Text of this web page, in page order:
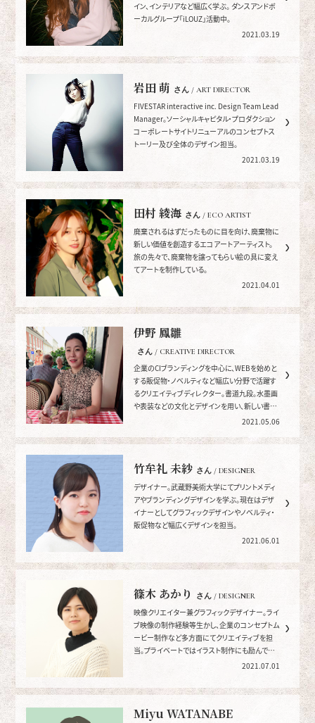
イン、インテリアなど幅広く学ぶ。 ダンスアンドボ
ーカルグループ「iLOUZ」活動中。
2021.03.19
岩田 萌 さん / ART DIRECTOR
FIVESTAR interactive inc. Design Team Lead
Manager。ソーシャルキャピタル・プロダクション
コーポレートサイトリニューアルのコンセプトス
トーリー及び全体のデザイン担当。
2021.03.19
田村 綾海 さん / ECO ARTIST
廃棄されるはずだったものに目を向け、廃棄物に
新しい価値を創造するエコアートアーティスト。
旅の先々で、廃棄物を譲ってもらい絵の具に変え
てアートを制作している。
2021.04.01
伊野 鳳雛
さん / CREATIVE DIRECTOR
企業のCIブランディングを中心に、WEBを始めと
する販促物・ノベルティなど幅広い分野で活躍す
るクリエイティブディレクター。書道九段。水墨画
や表装などの文化とデザインを用い、新しい書を
2021.05.06
竹牟礼 未紗 さん / DESIGNER
デザイナー。武蔵野美術大学にてプリントメディ
アやブランディングデザインを学ぶ。現在はデザ
イナーとしてグラフィックデザインやノベルティ・
販促物など幅広くデザインを担当。
2021.06.01
篠木 あかり さん / DESIGNER
映像クリエイター兼グラフィックデザイナー。ライ
ブ映像の制作経験等生かし、企業のコンセプトム
ービー制作など多方面にてクリエイティブを担
当。プライベートではイラスト制作にも励んでい
2021.07.01
Miyu WATANABE